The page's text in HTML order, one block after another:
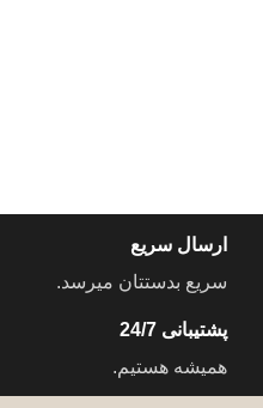
ارسال سریع
سریع بدستتان میرسد.
پشتیبانی 24/7
همیشه هستیم.